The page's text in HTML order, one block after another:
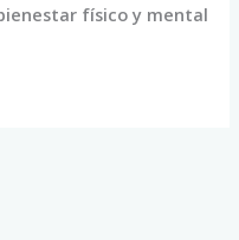
físico y mental